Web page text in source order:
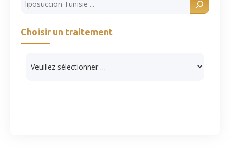
Choisir un traitement
Catégories